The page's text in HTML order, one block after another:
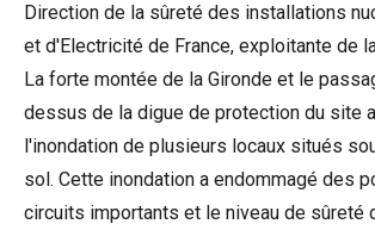
Direction de la sûreté des installations
et d'Electricité de France, exploitante de
La forte montée de la Gironde et le
dessus de la digue de protection du site
l'inondation de plusieurs locaux situés
sol. Cette inondation a endommagé des
circuits importants et le niveau de sûreté